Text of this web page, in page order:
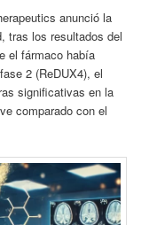
anunció la
tras los resultados del
el fármaco había
2 (ReDUX4), el
significativas en la
comparado con el